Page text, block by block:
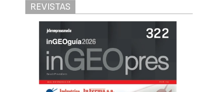
REVISTAS